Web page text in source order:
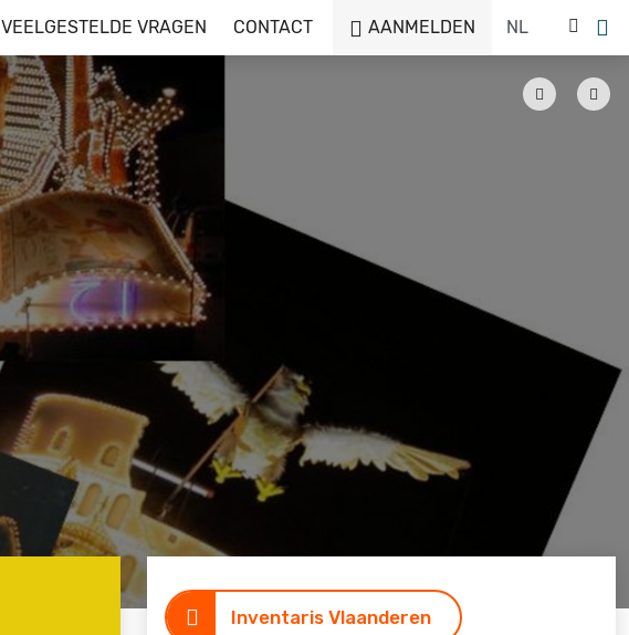
VEELGESTELDE VRAGEN CONTACT AANMELDEN
Inventaris Vlaanderen